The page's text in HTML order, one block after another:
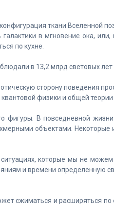
ткани Вселенной
в мгновение ока,
по кухне.
в 13,2 млрд световых лет
сторону поведения
физики и общей теории
фигуры. В повседневной
объектами. Некоторые
которые мы не можем
и времени определенную
сжиматься и расширяться по